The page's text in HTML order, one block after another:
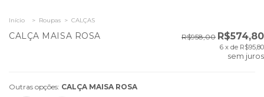
Início > Roupas > CALÇAS
CALÇA MAISA ROSA R$958,00 R$574,80
6 x de R$95,80
sem juros
Outras opções: CALÇA MAISA ROSA